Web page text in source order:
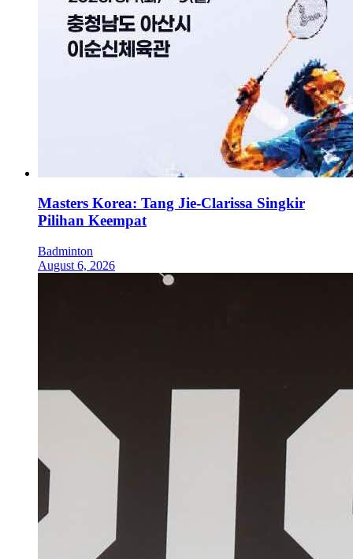
Masters Korea: Tang Jie-Clarissa Singkir
Pilihan Keempat
Badminton
August 6, 2026